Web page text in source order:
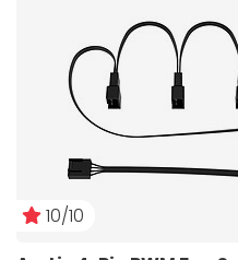
10/10